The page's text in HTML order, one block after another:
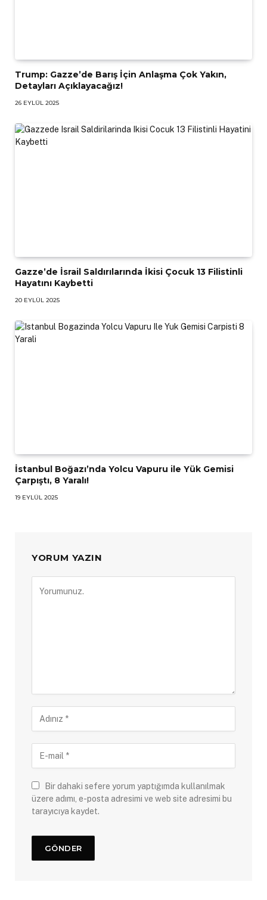
Trump: Gazze’de Barış İçin Anlaşma Çok Yakın,
Detayları Açıklayacağız!
26 EYLÜL 2025
Gazze’de İsrail Saldırılarında İkisi Çocuk 13 Filistinli
Hayatını Kaybetti
20 EYLÜL 2025
İstanbul Boğazı’nda Yolcu Vapuru ile Yük Gemisi
Çarpıştı, 8 Yaralı!
19 EYLÜL 2025
YORUM YAZIN
Bir dahaki sefere yorum yaptığımda kullanılmak
üzere adımı, e-posta adresimi ve web site adresimi bu
tarayıcıya kaydet.